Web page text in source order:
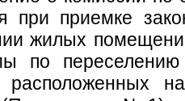
при приемке
жилых
по
на